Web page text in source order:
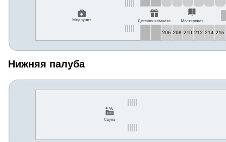
Нижняя палуба